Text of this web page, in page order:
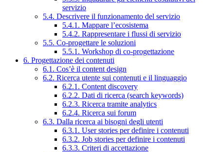
servizio
5.4. Descrivere il funzionamento del servizio
5.4.1. Mappare l’ecosistema
5.4.2. Rappresentare i flussi di servizio
5.5. Co-progettare le soluzioni
5.5.1. Workshop di co-progettazione
6. Progettazione dei contenuti
6.1. Cos’è il content design
6.2. Ricerca utente sui contenuti e il linguaggio
6.2.1. Content discovery
6.2.2. Dati di ricerca (search keywords)
6.2.3. Ricerca tramite analytics
6.2.4. Ricerca sui forum
6.3. Dalla ricerca ai bisogni degli utenti
6.3.1. User stories per definire i contenuti
6.3.2. Job stories per definire i contenuti
6.3.3. Criteri di accettazione